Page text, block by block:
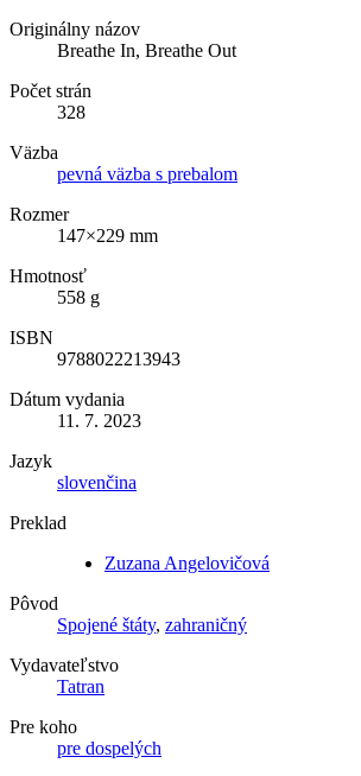
Originálny názov
Breathe In, Breathe Out
Počet strán
328
Väzba
pevná väzba s prebalom
Rozmer
147×229 mm
Hmotnosť
558 g
ISBN
9788022213943
Dátum vydania
11. 7. 2023
Jazyk
slovenčina
Preklad
Zuzana Angelovičová
Pôvod
Spojené štáty, zahraničný
Vydavateľstvo
Tatran
Pre koho
pre dospelých